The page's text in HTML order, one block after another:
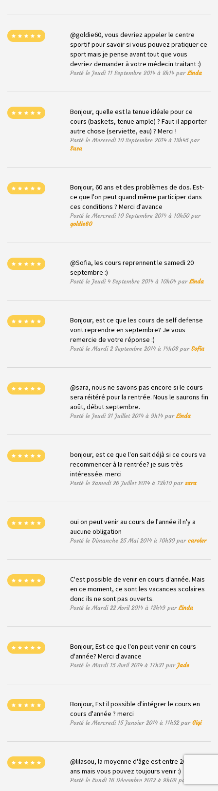
@goldie60, vous devriez appeler le centre
sportif pour savoir si vous pouvez pratiquer ce
sport mais je pense avant tout que vous
devriez demander à votre médecin traitant :)
Posté le Jeudi 11 Septembre 2014 à 8h14 parLinda
Bonjour, quelle est la tenue idéale pour ce
cours (baskets, tenue ample) ? Faut-il apporter
autre chose (serviette, eau) ? Merci !
Posté le Mercredi 10 Septembre 2014 à 13h45 par
Sasa
Bonjour, 60 ans et des problèmes de dos. Est-
ce que l'on peut quand même participer dans
ces conditions ? Merci d'avance
Posté le Mercredi 10 Septembre 2014 à 10h50 par
goldie60
@Sofia, les cours reprennent le samedi 20
septembre :)
Posté le Jeudi 4 Septembre 2014 à 10h04 parLinda
Bonjour, est ce que les cours de self defense
vont reprendre en septembre? Je vous
remercie de votre réponse :)
Posté le Mardi 2 Septembre 2014 à 14h08 parSofia
@sara, nous ne savons pas encore si le cours
sera réitéré pour la rentrée. Nous le saurons fin
août, début septembre.
Posté le Jeudi 31 Juillet 2014 à 9h14 parLinda
bonjour, est ce que l'on sait déjà si ce cours va
recommencer à la rentrée? je suis très
intéressée. merci
Posté le Samedi 26 Juillet 2014 à 13h10 parsara
oui on peut venir au cours de l'année il n'y a
aucune obligation
Posté le Dimanche 25 Mai 2014 à 10h30 parcaroler
C'est possible de venir en cours d'année. Mais
en ce moment, ce sont les vacances scolaires
donc ils ne sont pas ouverts.
Posté le Mardi 22 Avril 2014 à 13h49 parLinda
Bonjour, Est-ce que l'on peut venir en cours
d'année? Merci d'avance
Posté le Mardi 15 Avril 2014 à 17h31 parJade
Bonjour, Est il possible d'intégrer le cours en
cours d'année ? merci
Posté le Mercredi 15 Janvier 2014 à 11h32 parGigi
@lilasou, la moyenne d'âge est entre 20 et 30
ans mais vous pouvez toujours venir :)
Posté le Lundi 16 Décembre 2013 à 9h09 par